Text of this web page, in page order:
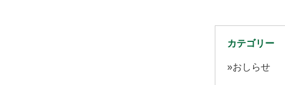
カテゴリー
おしらせ